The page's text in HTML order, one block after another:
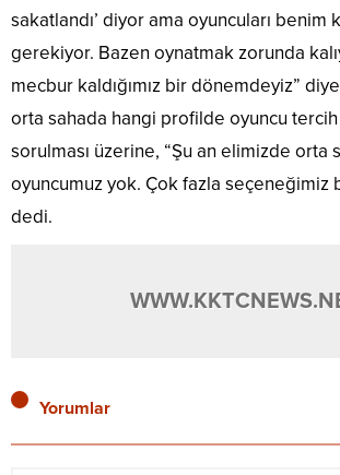
sakatlandı’ diyor ama oyuncuları benim
gerekiyor. Bazen oynatmak zorunda
mecbur kaldığımız bir dönemdeyiz”
orta sahada hangi profilde oyuncu
sorulması üzerine, “Şu an elimizde orta
oyuncumuz yok. Çok fazla seçeneğimiz
dedi.
Yorumlar